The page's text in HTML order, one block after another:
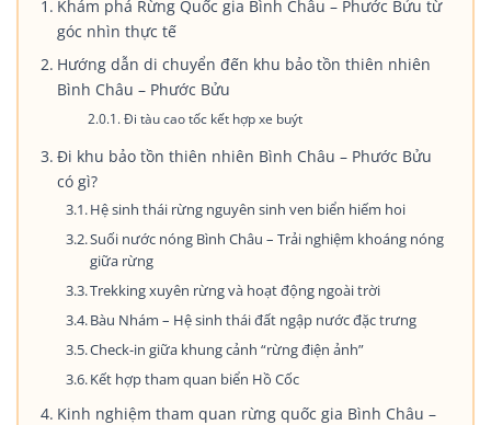
Khám phá Rừng Quốc gia Bình Châu – Phước Bửu từ
góc nhìn thực tế
Hướng dẫn di chuyển đến khu bảo tồn thiên nhiên
Bình Châu – Phước Bửu
Đi tàu cao tốc kết hợp xe buýt
Đi khu bảo tồn thiên nhiên Bình Châu – Phước Bửu
có gì?
Hệ sinh thái rừng nguyên sinh ven biển hiếm hoi
Suối nước nóng Bình Châu – Trải nghiệm khoáng nóng
giữa rừng
Trekking xuyên rừng và hoạt động ngoài trời
Bàu Nhám – Hệ sinh thái đất ngập nước đặc trưng
Check-in giữa khung cảnh “rừng điện ảnh”
Kết hợp tham quan biển Hồ Cốc
Kinh nghiệm tham quan rừng quốc gia Bình Châu –